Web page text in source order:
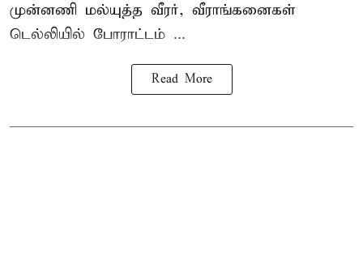
முன்னணி மல்யுத்த வீரர், வீராங்கனைகள்
டெல்லியில் போராட்டம் ...
Read More